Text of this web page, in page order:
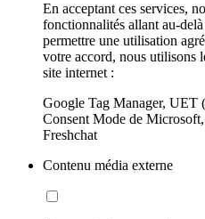
En acceptant ces services,
fonctionnalités allant au-
permettre une utilisation
votre accord, nous utilisons
site internet :
Google Tag Manager, UET
Consent Mode de
Freshchat
Contenu média externe